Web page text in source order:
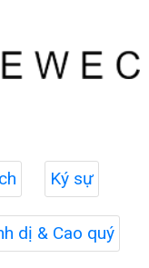
Ký sự
dị & Cao quý